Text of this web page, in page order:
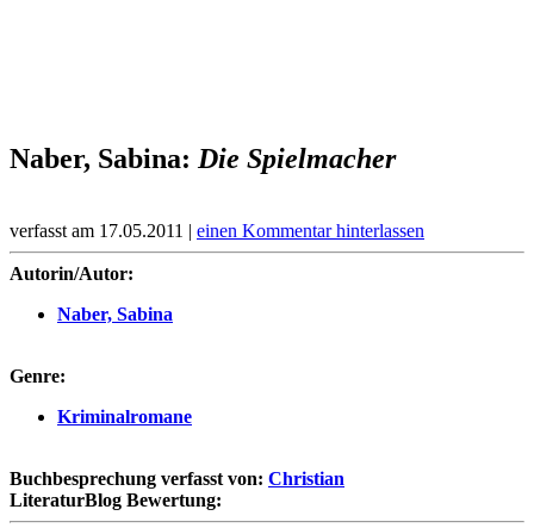
Naber, Sabina: Die Spielmacher
verfasst am 17.05.2011 | einen Kommentar hinterlassen
Autorin/Autor:
Naber, Sabina
Genre:
Kriminalromane
Buchbesprechung verfasst von: Christian
LiteraturBlog Bewertung: